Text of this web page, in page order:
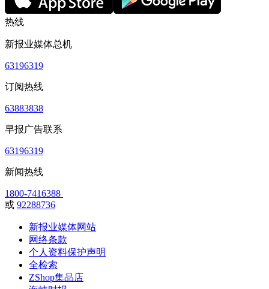
热线
新报业媒体总机
63196319
订阅热线
63883838
早报广告联系
63196319
新闻热线
1800-7416388
或 92288736
新报业媒体网站
网络条款
个人资料保护声明
全检索
ZShop集品店